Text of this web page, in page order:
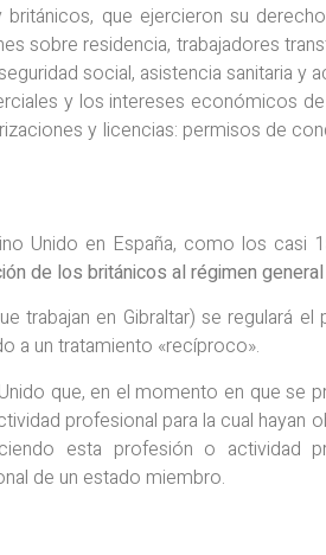
que ejercieron su
sobre residencia, trabajadores
social, asistencia sanitaria y
y los intereses económicos
y licencias: permisos de
Unido en España, como los casi
de los británicos al régimen
trabajan en Gibraltar) se regulará
a un tratamiento «recíproco».
que, en el momento en que se
profesional para la cual hayan
esta profesión o actividad
de un estado miembro.